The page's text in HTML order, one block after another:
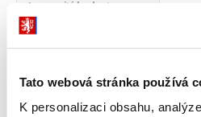
Tato webová stránka používá
K personalizaci obsahu,
Jmenovitá hodnota
dluhopisů:
** 7 000
dluhopisu:
není
Datum aukce: